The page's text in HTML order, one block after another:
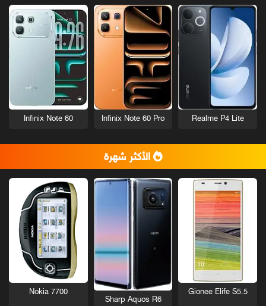
Realme P4 Lite
Infinix Note 60 Pro
Infinix Note 60
الأكثر شهرة
Gionee Elife S5.5
Sharp Aquos R6
Nokia 7700